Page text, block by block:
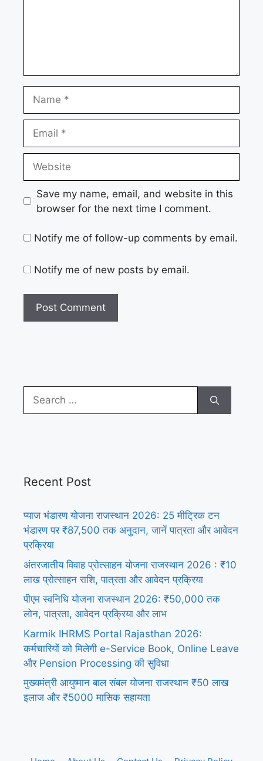
Save my name, email, and website in this
browser for the next time I comment.
Notify me of follow-up comments by email.
Notify me of new posts by email.
Search
for:
Recent Post
प्याज भंडारण योजना राजस्थान 2026: 25 मीट्रिक टन
भंडारण पर ₹87,500 तक अनुदान, जानें पात्रता और आवेदन
प्रक्रिया
अंतरजातीय विवाह प्रोत्साहन योजना राजस्थान 2026 : ₹10
लाख प्रोत्साहन राशि, पात्रता और आवेदन प्रक्रिया
पीएम स्वनिधि योजना राजस्थान 2026: ₹50,000 तक
लोन, पात्रता, आवेदन प्रक्रिया और लाभ
Karmik IHRMS Portal Rajasthan 2026:
कर्मचारियों को मिलेगी e-Service Book, Online Leave
और Pension Processing की सुविधा
मुख्यमंत्री आयुष्मान बाल संबल योजना राजस्थान ₹50 लाख
इलाज और ₹5000 मासिक सहायता